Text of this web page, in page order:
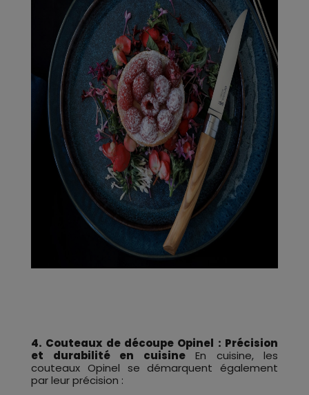
4. Couteaux de découpe Opinel : Précision
et durabilité en cuisineEn cuisine, les
couteaux Opinel se démarquent également
par leur précision :